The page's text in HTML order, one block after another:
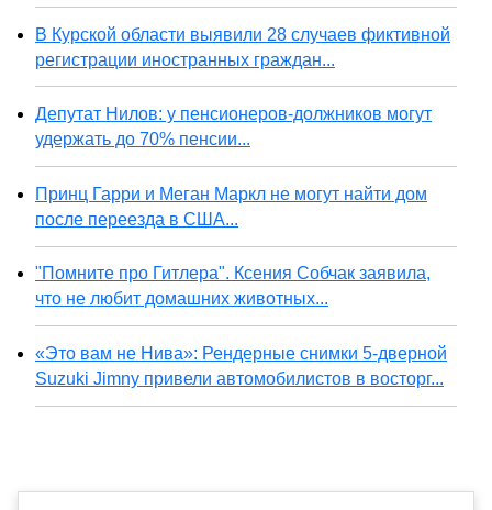
В Курской области выявили 28 случаев фиктивной
регистрации иностранных граждан...
Депутат Нилов: у пенсионеров-должников могут
удержать до 70% пенсии...
Принц Гарри и Меган Маркл не могут найти дом
после переезда в США...
"Помните про Гитлера". Ксения Собчак заявила,
что не любит домашних животных...
«Это вам не Нива»: Рендерные снимки 5-дверной
Suzuki Jimny привели автомобилистов в восторг...